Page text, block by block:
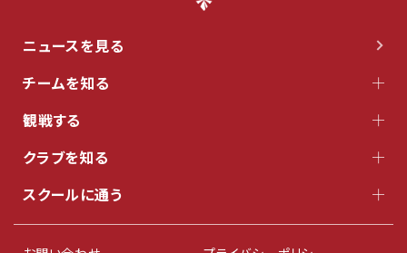
ニュースを見る
チームを知る
観戦する
クラブを知る
スクールに通う